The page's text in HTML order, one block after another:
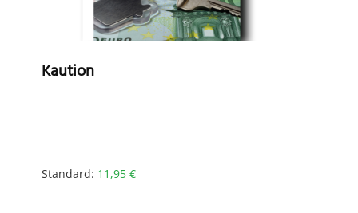
Kaution
Standard: 11,95 €